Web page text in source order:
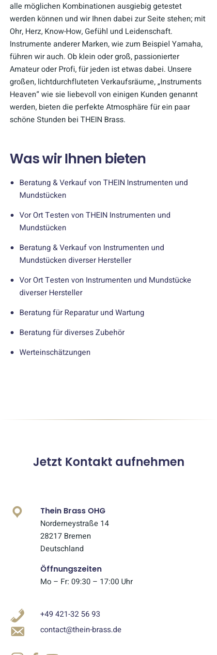
alle möglichen Kombinationen ausgiebig getestet
werden können und wir Ihnen dabei zur Seite stehen; mit
Ohr, Herz, Know-How, Gefühl und Leidenschaft.
Instrumente anderer Marken, wie zum Beispiel Yamaha,
führen wir auch. Ob klein oder groß, passionierter
Amateur oder Profi, für jeden ist etwas dabei. Unsere
großen, lichtdurchfluteten Verkaufsräume, „Instruments
Heaven“ wie sie liebevoll von einigen Kunden genannt
werden, bieten die perfekte Atmosphäre für ein paar
schöne Stunden bei THEIN Brass.
Was wir Ihnen bieten
Beratung & Verkauf von THEIN Instrumenten und
Mundstücken
Vor Ort Testen von THEIN Instrumenten und
Mundstücken
Beratung & Verkauf von Instrumenten und
Mundstücken diverser Hersteller
Vor Ort Testen von Instrumenten und Mundstücke
diverser Hersteller
Beratung für Reparatur und Wartung
Beratung für diverses Zubehör
Werteinschätzungen
Jetzt Kontakt aufnehmen
Thein Brass OHG
Norderneystraße 14
28217 Bremen
Deutschland
Öffnungszeiten
Mo – Fr: 09:30 – 17:00 Uhr
+49 421-32 56 93
contact@thein-brass.de